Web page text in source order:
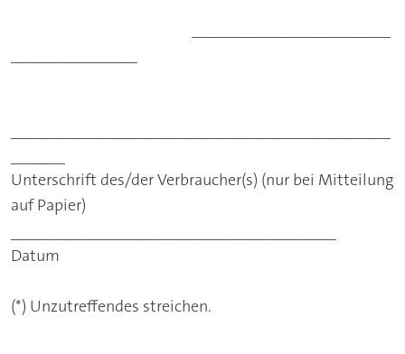
Unterschrift des/der Verbraucher(s) (nur bei Mitteilung
auf Papier)
Datum
(*) Unzutreffendes streichen.